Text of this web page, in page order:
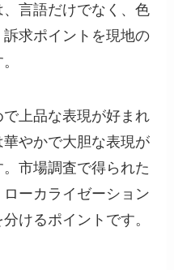
言語だけでなく、色
求ポイントを現地の
上品な表現が好まれ
やかで大胆な表現が
市場調査で得られた
ーカライゼーション
けるポイントです。